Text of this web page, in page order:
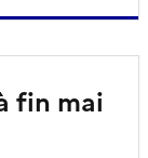
fin mai